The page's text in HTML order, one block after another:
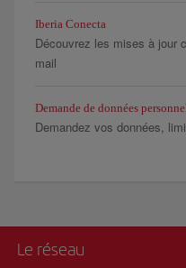
Iberia Conecta
Découvrez les mises à jour
mail
Demande de données
Demandez vos données,
Le réseau